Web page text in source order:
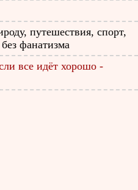
путешествия, спорт,
фанатизма
все идёт хорошо -